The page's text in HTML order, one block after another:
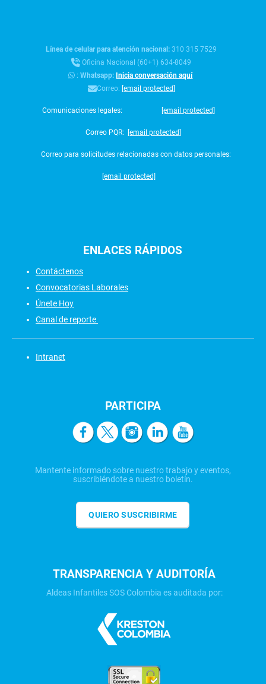
Línea de celular para atención nacional:310 315 7529
Oficina Nacional (60+1) 634-8049
:Whatsapp: Inicia conversación aquí
Correo: [email protected]
Comunicaciones legales: [email protected]
Correo PQR: [email protected]
Correo para solicitudes relacionadas con datos personales:
[email protected]
ENLACES RÁPIDOS
Contáctenos
Convocatorias Laborales
Únete Hoy
Canal de reporte
Intranet
PARTICIPA
Mantente informado sobre nuestro trabajo y eventos,
suscribiéndote a nuestro boletín.
QUIERO SUSCRIBIRME
TRANSPARENCIA Y AUDITORÍA
Aldeas Infantiles SOS Colombia es auditada por: